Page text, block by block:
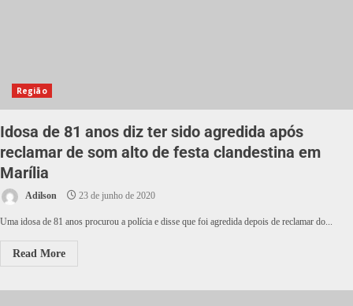
Região
Idosa de 81 anos diz ter sido agredida após
reclamar de som alto de festa clandestina em
Marília
Adilson 23 de junho de 2020
Uma idosa de 81 anos procurou a polícia e disse que foi agredida depois de reclamar do...
Read More